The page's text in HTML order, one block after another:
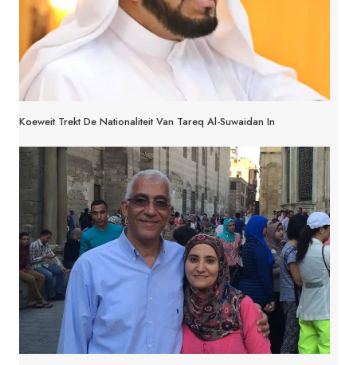
Koeweit Trekt De Nationaliteit Van Tareq Al-Suwaidan In